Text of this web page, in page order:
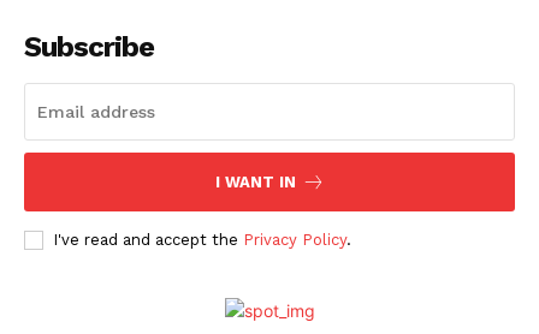
Subscribe
I WANT IN
I've read and accept the Privacy Policy.